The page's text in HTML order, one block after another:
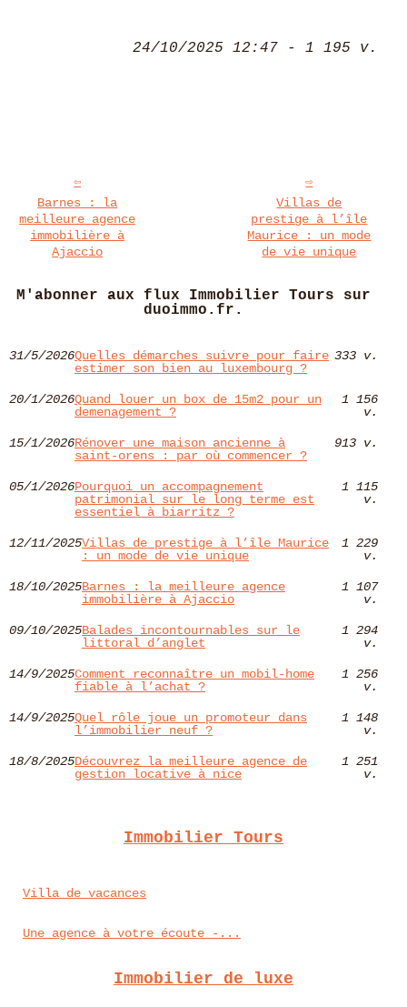
24/10/2025 12:47 - 1 195 v.
Barnes : la
meilleure agence
immobilière à
Ajaccio
Villas de
prestige à l’île
Maurice : un mode
de vie unique
M'abonner aux flux Immobilier Tours sur
duoimmo.fr.
31/5/2026Quelles démarches suivre pour faire
estimer son bien au luxembourg ?
333 v.
20/1/2026Quand louer un box de 15m2 pour un
demenagement ?
1 156
v.
15/1/2026Rénover une maison ancienne à
saint-orens : par où commencer ?
913 v.
05/1/2026Pourquoi un accompagnement
patrimonial sur le long terme est
essentiel à biarritz ?
1 115
v.
12/11/2025Villas de prestige à l’île Maurice
: un mode de vie unique
1 229
v.
18/10/2025Barnes : la meilleure agence
immobilière à Ajaccio
1 107
v.
09/10/2025Balades incontournables sur le
littoral d’anglet
1 294
v.
14/9/2025Comment reconnaître un mobil-home
fiable à l’achat ?
1 256
v.
14/9/2025Quel rôle joue un promoteur dans
l’immobilier neuf ?
1 148
v.
18/8/2025Découvrez la meilleure agence de
gestion locative à nice
1 251
v.
Immobilier Tours
Villa de vacances
Une agence à votre écoute -...
Immobilier de luxe